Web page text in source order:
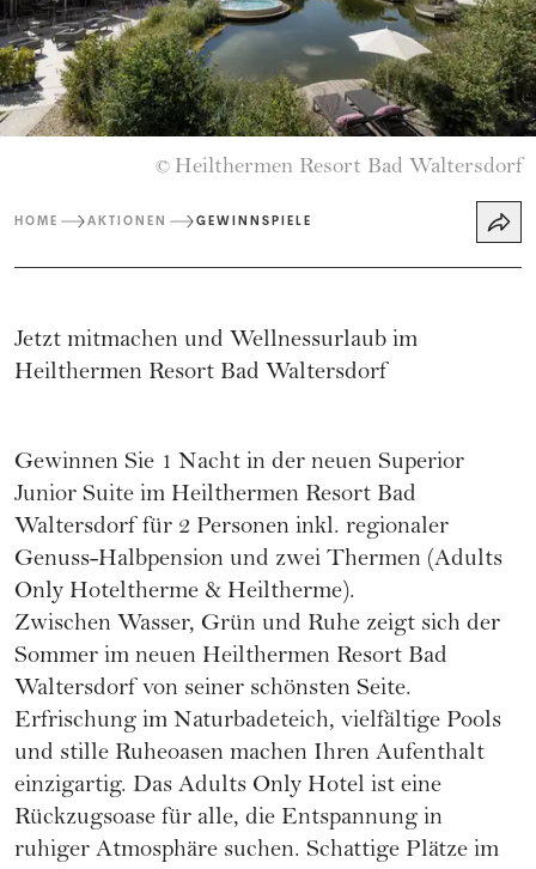
© Heilthermen Resort Bad Waltersdorf
HOME AKTIONEN GEWINNSPIELE
Jetzt mitmachen und Wellnessurlaub im
Heilthermen Resort Bad Waltersdorf
Gewinnen Sie 1 Nacht in der neuen Superior
Junior Suite im Heilthermen Resort Bad
Waltersdorf für 2 Personen inkl. regionaler
Genuss-Halbpension und zwei Thermen (Adults
Only Hoteltherme & Heiltherme).
Zwischen Wasser, Grün und Ruhe zeigt sich der
Sommer im neuen Heilthermen Resort Bad
Waltersdorf von seiner schönsten Seite.
Erfrischung im Naturbadeteich, vielfältige Pools
und stille Ruheoasen machen Ihren Aufenthalt
einzigartig. Das Adults Only Hotel ist eine
Rückzugsoase für alle, die Entspannung in
ruhiger Atmosphäre suchen. Schattige Plätze im